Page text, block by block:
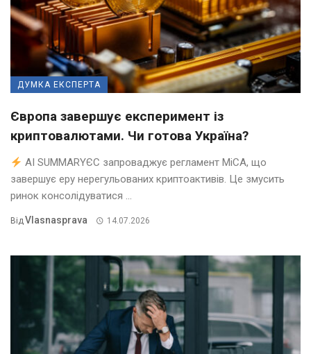
ДУМКА ЕКСПЕРТА
Європа завершує експеримент із
криптовалютами. Чи готова Україна?
AI SUMMARYЄС запроваджує регламент MiCA, що
завершує еру нерегульованих криптоактивів. Це змусить
ринок консолідуватися ...
ВідVlasnasprava 14.07.2026